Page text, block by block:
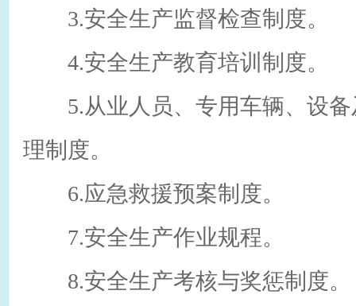
3.安全生产监督检查制度。
4.安全生产教育培训制度。
5.从业人员、专用车辆、设备
理制度。
6.应急救援预案制度。
7.安全生产作业规程。
8.安全生产考核与奖惩制度。